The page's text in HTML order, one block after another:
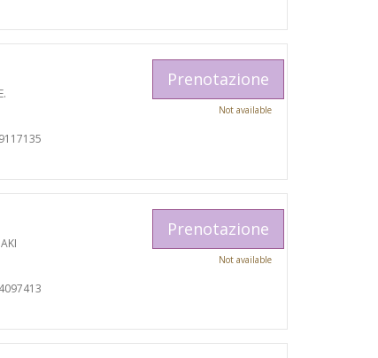
Prenotazione
Not available
Prenotazione
Not available